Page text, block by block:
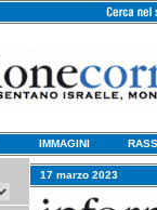
IMMAGINI
17 marzo 2023